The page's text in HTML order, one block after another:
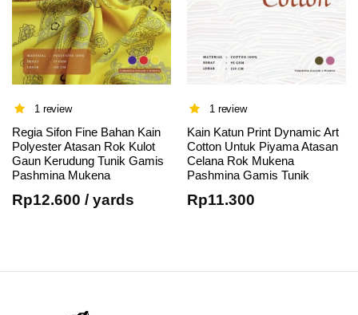
1 review
Regia Sifon Fine Bahan Kain
Polyester Atasan Rok Kulot
Gaun Kerudung Tunik Gamis
Pashmina Mukena
Rp12.600 / yards
1 review
Kain Katun Print Dynamic Art
Cotton Untuk Piyama Atasan
Celana Rok Mukena
Pashmina Gamis Tunik
Rp11.300